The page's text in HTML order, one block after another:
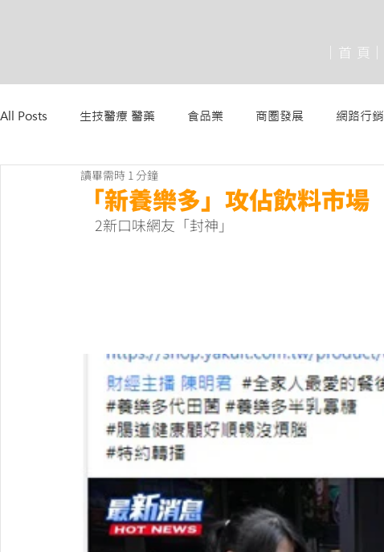
│首 頁│
All Posts 生技醫療 醫藥 食品業 商圈發展 網路行銷
「新養樂多」攻佔飲料市場
讀畢需時 1 分鐘
2新口味網友「封神」